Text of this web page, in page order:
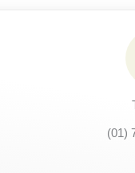
(01)